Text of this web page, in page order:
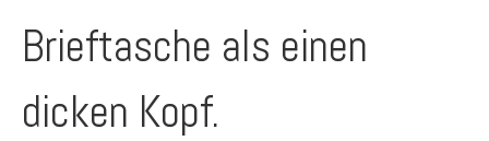
Brieftasche als einen
dicken Kopf.